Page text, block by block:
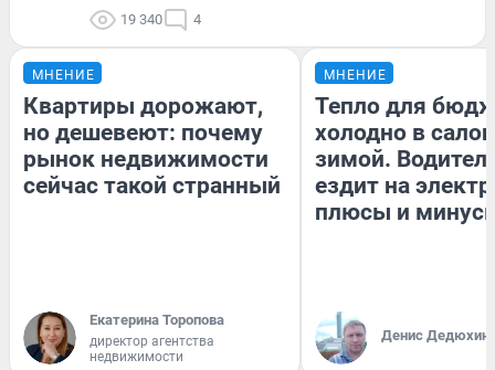
19 340 4
МНЕНИЕ
Квартиры дорожают,
но дешевеют: почему
рынок недвижимости
сейчас такой странный
Екатерина Торопова
директор агентства
недвижимости
МНЕНИЕ
Тепло для
холодно в
зимой.
ездит на
плюсы и
Денис Дедюхин